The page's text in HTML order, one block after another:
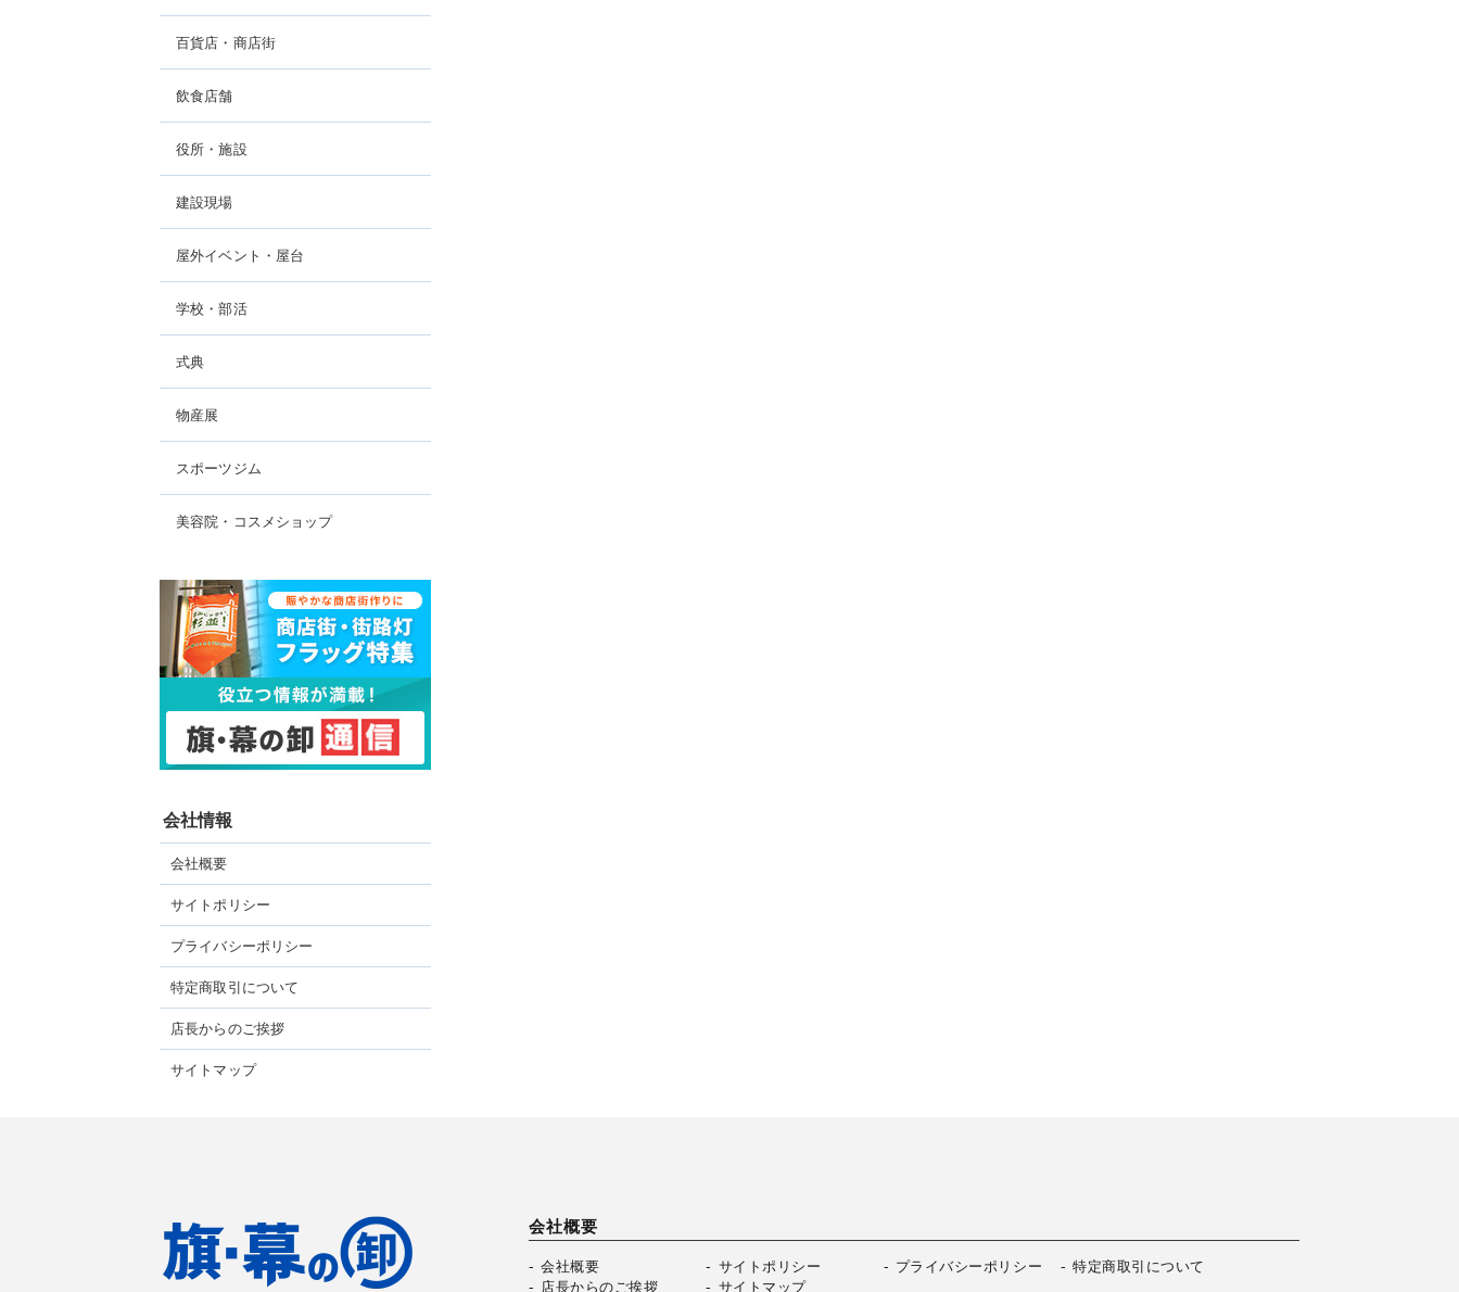
百貨店・商店街
飲食店舗
役所・施設
建設現場
屋外イベント・屋台
学校・部活
式典
物産展
スポーツジム
美容院・コスメショップ
会社情報
会社概要
サイトポリシー
プライバシーポリシー
特定商取引について
店長からのご挨拶
サイトマップ
会社概要
会社概要 サイトポリシー プライバシーポリシー
特定商取引について
店長からのご挨拶
サイトマップ